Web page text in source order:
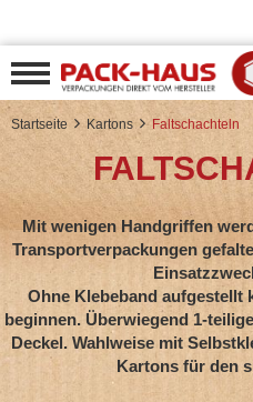
Startseite Kartons Faltschachteln
Mit wenigen Handgriffen
Transportverpackungen
Ohne Klebeband aufgestellt
beginnen. Überwiegend 1-
Deckel. Wahlweise mit
Kartons für den